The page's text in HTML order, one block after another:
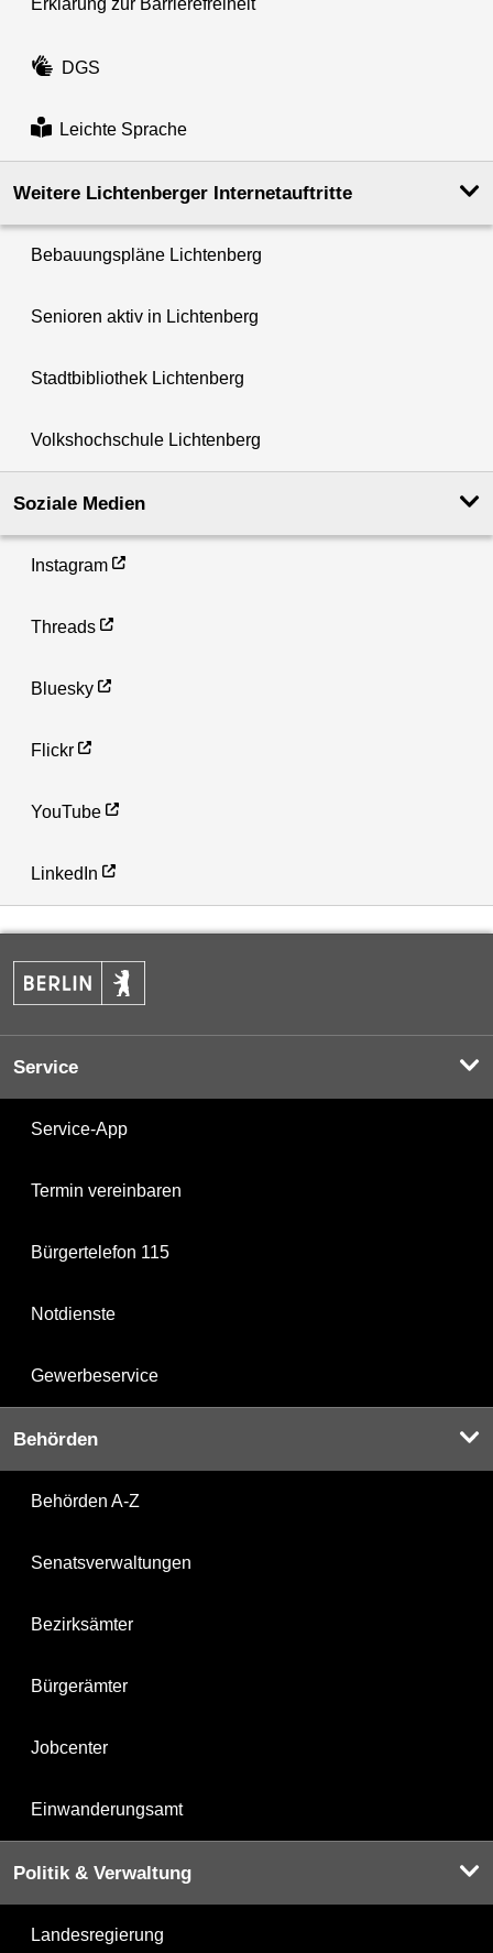
DGS
Leichte Sprache
Weitere Lichtenberger Internetauftritte
Bebauungspläne Lichtenberg
Senioren aktiv in Lichtenberg
Stadtbibliothek Lichtenberg
Volkshochschule Lichtenberg
Soziale Medien
Instagram
Threads
Bluesky
Flickr
YouTube
LinkedIn
Service
Service-App
Termin vereinbaren
Bürgertelefon 115
Notdienste
Gewerbeservice
Behörden
Behörden A-Z
Senatsverwaltungen
Bezirksämter
Bürgerämter
Jobcenter
Einwanderungsamt
Politik & Verwaltung
Landesregierung